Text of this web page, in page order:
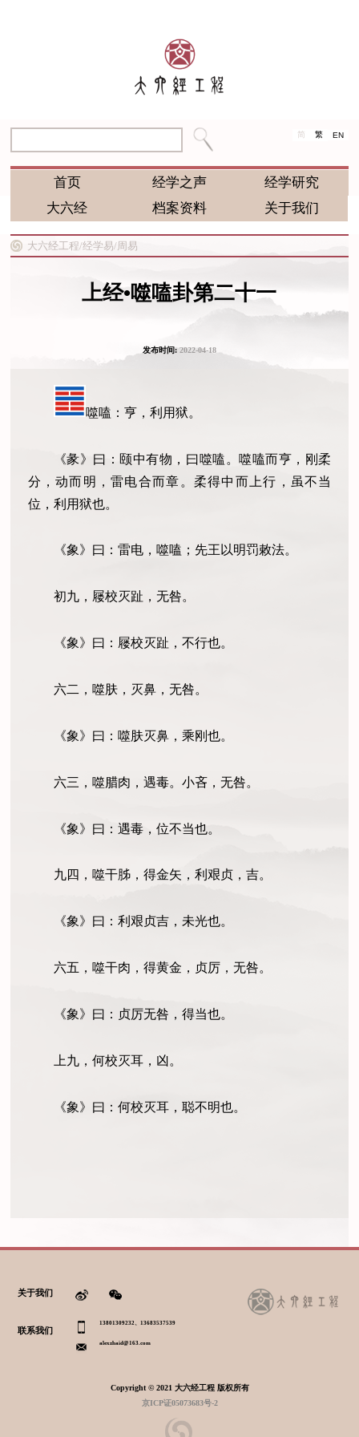
简 繁 EN
首页 经学之声
经学研究
大六经
档案资料 关于我们
大六经工程/经学易/ 周易
上经•噬嗑卦第二十一
发布时间:2022-04-18
噬嗑：亨，利用狱。
《彖》曰：颐中有物，曰噬嗑。噬嗑而亨，刚柔
分，动而明，雷电合而章。柔得中而上行，虽不当
位，利用狱也。
《象》曰：雷电，噬嗑；先王以明罚敕法。
初九，屦校灭趾，无咎。
《象》曰：屦校灭趾，不行也。
六二，噬肤，灭鼻，无咎。
《象》曰：噬肤灭鼻，乘刚也。
六三，噬腊肉，遇毒。小吝，无咎。
《象》曰：遇毒，位不当也。
九四，噬干胏，得金矢，利艰贞，吉。
《象》曰：利艰贞吉，未光也。
六五，噬干肉，得黄金，贞厉，无咎。
《象》曰：贞厉无咎，得当也。
上九，何校灭耳，凶。
《象》曰：何校灭耳，聪不明也。
关于我们
联系我们
13801309232、13683537539
alexzhaid@163.com
Copyright © 2021 大六经工程 版权所有
京ICP证05073683号-2